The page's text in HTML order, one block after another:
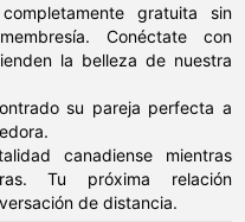
gratuita sin
Conéctate con
la belleza de nuestra
su pareja perfecta a
canadiense mientras
Tu próxima relación
de distancia.